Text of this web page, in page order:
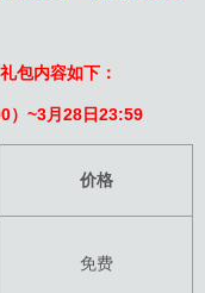
包内容如下：
）~3月28日23:59
价格
免费